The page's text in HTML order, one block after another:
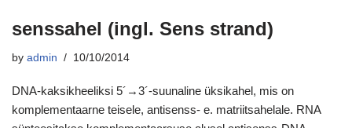
senssahel (ingl. Sens strand)
by admin 10/10/2014
DNA-kaksikheeliksi 5´→3´-suunaline üksikahel, mis on
komplementaarne teisele, antisenss- e. matriitsahelale. RNA